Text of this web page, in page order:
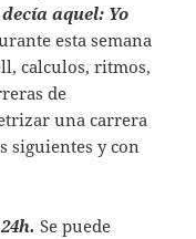
aquel: Yo
esta semana
calculos, ritmos,
de
una carrera
siguientes y con
Se puede